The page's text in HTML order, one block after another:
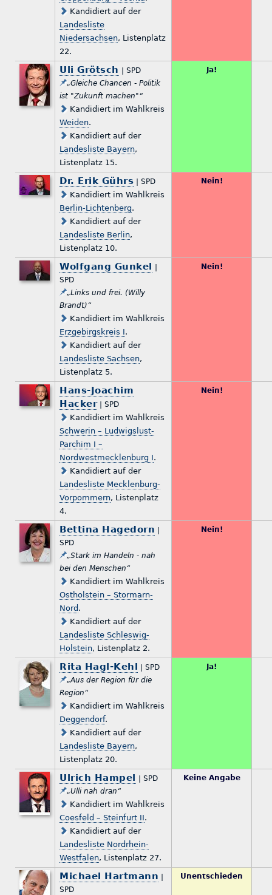
Kandidiert auf der
Landesliste
Niedersachsen, Listenplatz
22.
Uli Grötsch
| SPD
„Gleiche Chancen - Politik
ist "Zukunft machen"“
Kandidiert im Wahlkreis
Weiden.
Kandidiert auf der
Landesliste Bayern,
Listenplatz 15.
Ja!
Dr. Erik Gührs | SPD
Kandidiert im Wahlkreis
Berlin-Lichtenberg.
Kandidiert auf der
Landesliste Berlin,
Listenplatz 10.
Nein!
Wolfgang Gunkel
SPD
„Links und frei. (Willy
Brandt)“
Kandidiert im Wahlkreis
Erzgebirgskreis I.
Kandidiert auf der
Landesliste Sachsen,
Listenplatz 5.
Nein!
Hans-Joachim
Hacker| SPD
Kandidiert im Wahlkreis
Schwerin – Ludwigslust-
Parchim I –
Nordwestmecklenburg I.
Kandidiert auf der
Landesliste Mecklenburg-
Vorpommern, Listenplatz
4.
Nein!
Bettina Hagedorn
SPD
„Stark im Handeln - nah
bei den Menschen“
Kandidiert im Wahlkreis
Ostholstein – Stormarn-
Nord .
Kandidiert auf der
Landesliste Schleswig-
Holstein, Listenplatz 2.
Nein!
Rita Hagl-Kehl
| SPD
„Aus der Region für die
Region“
Kandidiert im Wahlkreis
Deggendorf.
Kandidiert auf der
Landesliste Bayern,
Listenplatz 20.
Ja!
Ulrich Hampel
| SPD
„Ulli nah dran“
Kandidiert im Wahlkreis
Coesfeld – Steinfurt II.
Kandidiert auf der
Landesliste Nordrhein-
Westfalen, Listenplatz 27.
Keine Angabe
Michael Hartmann
SPD
Unentschieden